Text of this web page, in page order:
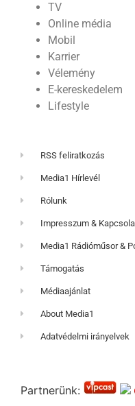
TV
Online média
Mobil
Karrier
Vélemény
E-kereskedelem
Lifestyle
RSS feliratkozás
Media1 Hírlevél
Rólunk
Impresszum &
Media1 Rádióműsor &
Támogatás
Médiaajánlat
About Media1
Adatvédelmi irányelvek
Partnerünk: